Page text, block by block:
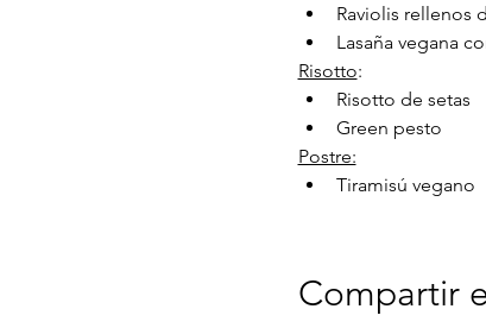
Raviolis rellenos
Lasaña vegana
Risotto:
Risotto de setas
Green pesto
Postre:
Tiramisú vegano
Compartir